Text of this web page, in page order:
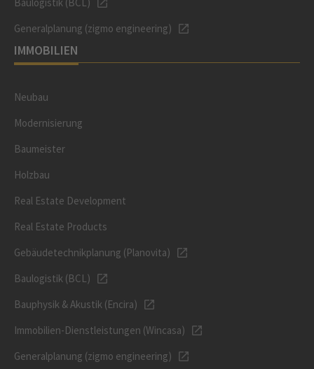
Generalplanung (zigmo engineering)
IMMOBILIEN
Neubau
Modernisierung
Baumeister
Holzbau
Real Estate Development
Real Estate Products
Gebäudetechnikplanung (Planovita)
Baulogistik (BCL)
Bauphysik & Akustik (Encira)
Immobilien-Dienstleistungen (Wincasa)
Generalplanung (zigmo engineering)